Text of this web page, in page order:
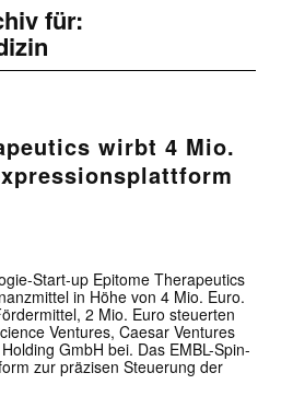
für:
wirbt 4 Mio.
Start-up Epitome Therapeutics
in Höhe von 4 Mio. Euro.
2 Mio. Euro steuerten
Ventures, Caesar Ventures
GmbH bei. Das EMBL-Spin-
zur präzisen Steuerung der